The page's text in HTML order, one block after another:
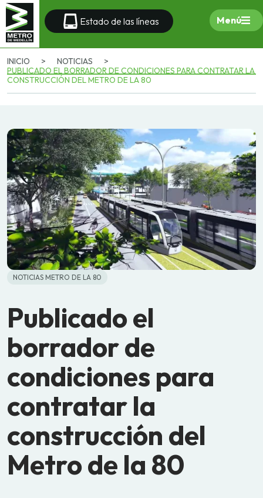
Estado de las líneas Menú
INICIO > NOTICIAS
>
PUBLICADO EL BORRADOR DE CONDICIONES PARA CONTRATAR LA
CONSTRUCCIÓN DEL METRO DE LA 80
NOTICIAS METRO DE LA 80
Publicado el
borrador de
condiciones para
contratar la
construcción del
Metro de la 80